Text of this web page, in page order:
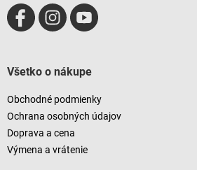
Všetko o nákupe
Obchodné podmienky
Ochrana osobných údajov
Doprava a cena
Výmena a vrátenie